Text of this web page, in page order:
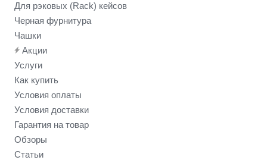
Для рэковых (Rack) кейсов
Черная фурнитура
Чашки
Акции
Услуги
Как купить
Условия оплаты
Условия доставки
Гарантия на товар
Обзоры
Статьи